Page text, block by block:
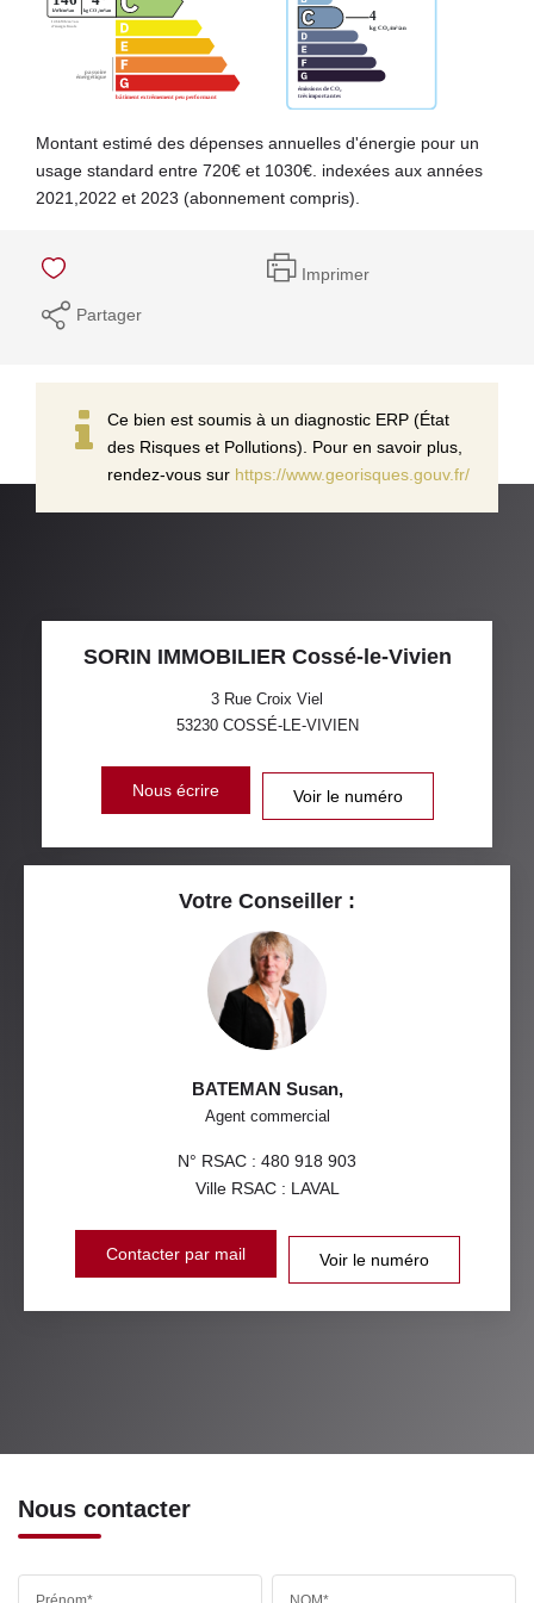
Montant estimé des dépenses annuelles d'énergie pour un
usage standard entre 720€ et 1030€. indexées aux années
2021,2022 et 2023 (abonnement compris).
Imprimer
Partager
Ce bien est soumis à un diagnostic ERP (État
des Risques et Pollutions). Pour en savoir plus,
rendez-vous sur https://www.georisques.gouv.fr/
SORIN IMMOBILIER Cossé-le-Vivien
3 Rue Croix Viel
53230 COSSÉ-LE-VIVIEN
Nous écrire Voir le numéro
Votre Conseiller :
BATEMAN Susan,
Agent commercial
N° RSAC : 480 918 903
Ville RSAC : LAVAL
Contacter par mail Voir le numéro
Nous contacter